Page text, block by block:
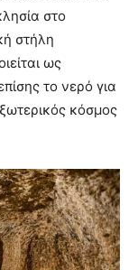
στο
στήλη
ως
το νερό για
κόσμος